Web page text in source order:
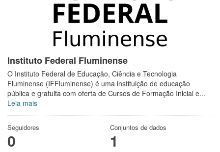
Instituto Federal Fluminense
O Instituto Federal de Educação, Ciência e Tecnologia
Fluminense (IFFluminense) é uma instituição de educação
pública e gratuita com oferta de Cursos de Formação Inicial e...
Leia mais
Seguidores
0
Conjuntos de dados
1